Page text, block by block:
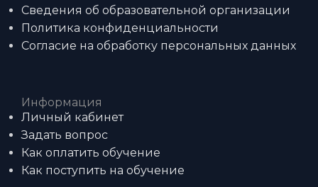
Сведения об образовательной организации
Политика конфиденциальности
Согласие на обработку персональных данных
Информация
Личный кабинет
Задать вопрос
Как оплатить обучение
Как поступить на обучение